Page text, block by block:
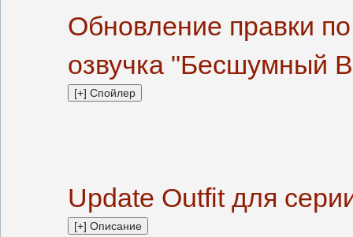
Обновление правки
озвучка "Бесшумный
Update Outfit для